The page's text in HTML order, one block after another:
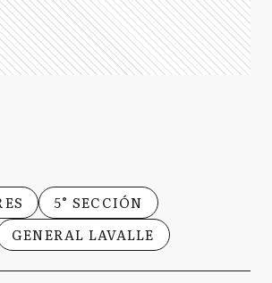
5° SECCIÓN
GENERAL LAVALLE